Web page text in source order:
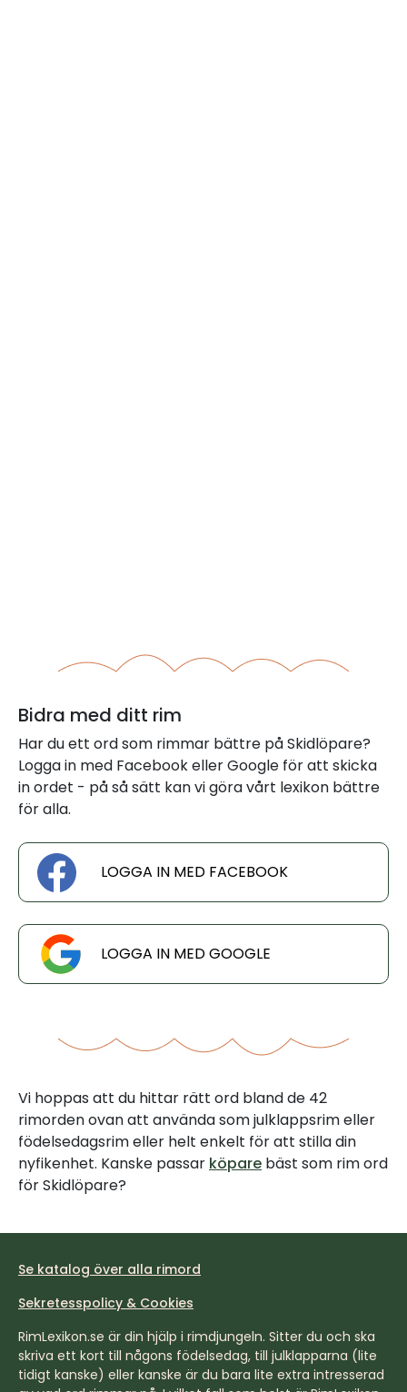
Bidra med ditt rim
Har du ett ord som rimmar bättre på Skidlöpare?
Logga in med Facebook eller Google för att skicka
in ordet - på så sätt kan vi göra vårt lexikon bättre
för alla.
LOGGA IN MED FACEBOOK
LOGGA IN MED GOOGLE
Vi hoppas att du hittar rätt ord bland de 42
rimorden ovan att använda som julklappsrim eller
födelsedagsrim eller helt enkelt för att stilla din
nyfikenhet. Kanske passar köpare bäst som rim ord
för Skidlöpare?
Se katalog över alla rimord
Sekretesspolicy & Cookies
RimLexikon.se är din hjälp i rimdjungeln. Sitter du och ska
skriva ett kort till någons födelsedag, till julklapparna (lite
tidigt kanske) eller kanske är du bara lite extra intresserad